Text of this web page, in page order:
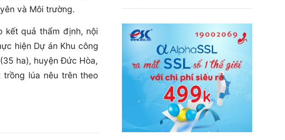
và Môi trường.
kết quả thẩm định, nội
hiện Dự án Khu công
ha), huyện Đức Hòa,
lúa nêu trên theo